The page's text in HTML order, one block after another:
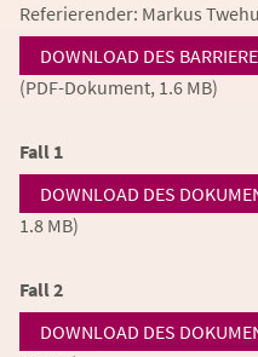
Referierender: Markus
DOWNLOAD DES
(PDF-Dokument, 1.6 MB)
Fall 1
DOWNLOAD DES
1.8 MB)
Fall 2
DOWNLOAD DES